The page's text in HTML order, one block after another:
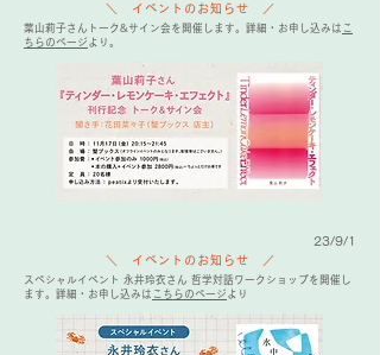
＼ イベントのお知らせ ／
葉山莉子さんトーク&サイン会を開催します。詳細・お申し込みは こ
ちらのページ より。
23/9/1
＼ イベントのお知らせ ／
スペシャルイベント 永井玲衣さん 哲学対話ワークショップを開催し
ます。詳細・お申し込みは こちらのページ より